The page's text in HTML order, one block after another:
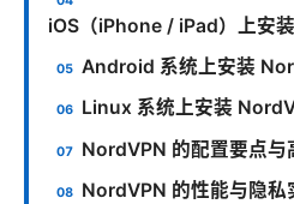
iOS（iPhone / iPad）上安
Android 系统上安装
Linux 系统上安装
NordVPN 的配置要点与
NordVPN 的性能与隐私